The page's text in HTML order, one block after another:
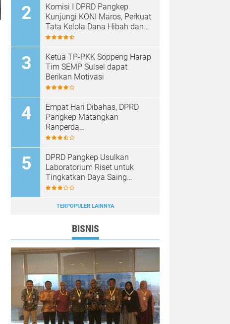
Komisi I DPRD Pangkep
Kunjungi KONI Maros, Perkuat
Tata Kelola Dana Hibah dan
Pembinaan Olahraga
Ketua TP-PKK Soppeng Harap
Tim SEMP Sulsel dapat
Berikan Motivasi
Empat Hari Dibahas, DPRD
Pangkep Matangkan
Ranperda
Pertanggungjawaban APBD
DPRD Pangkep Usulkan
Laboratorium Riset untuk
Tingkatkan Daya Saing
Produk Unggulan
TERPOPULER LAINNYA
BISNIS